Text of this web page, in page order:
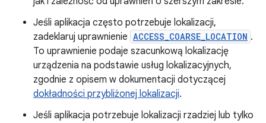
Jeśli aplikacja często potrzebuje lokalizacji,
zadeklaruj uprawnienie ACCESS_COARSE_LOCATION .
To uprawnienie podaje szacunkową lokalizację
urządzenia na podstawie usług lokalizacyjnych,
zgodnie z opisem w dokumentacji dotyczącej
dokładności przybliżonej lokalizacji.
Jeśli aplikacja potrzebuje lokalizacji rzadziej lub tylko